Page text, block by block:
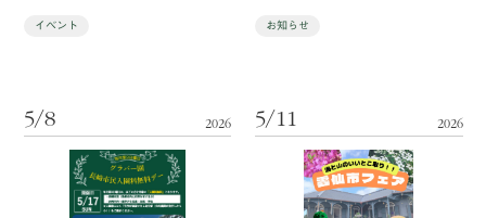
イベント お知らせ
2026
5/8 2026
5/11